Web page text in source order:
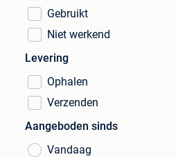
Gebruikt
Niet werkend
Levering
Ophalen
Verzenden
Aangeboden sinds
Vandaag